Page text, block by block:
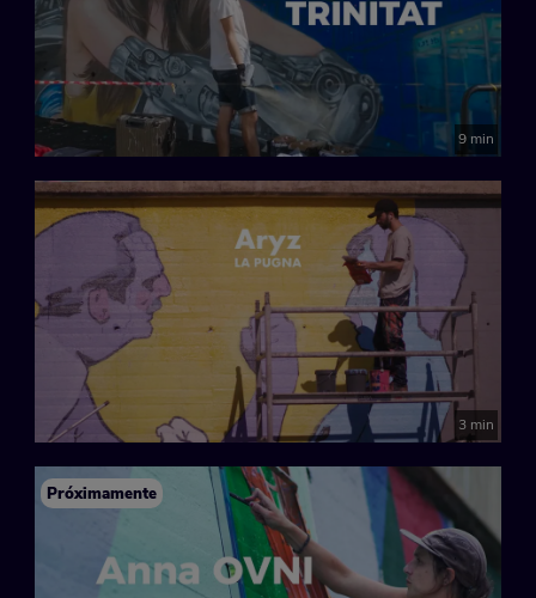
9 min
3 min
Próximamente